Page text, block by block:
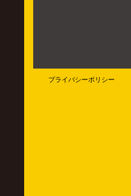
プライバシーポリシー